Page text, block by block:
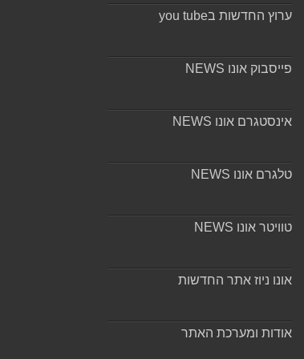
ערוץ החדשות בyou tube
פייסבוק אונו NEWS
אינסטגרם אונו NEWS
טלגרם אונו NEWS
טוויטר אונו NEWS
אונו ניוז אתר החדשות
אודות ומערכת האתר